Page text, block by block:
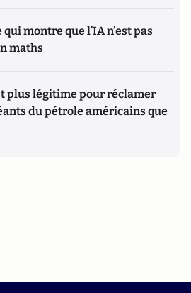
montre que l’IA n’est pas
maths
plus légitime pour réclamer
du pétrole américains que